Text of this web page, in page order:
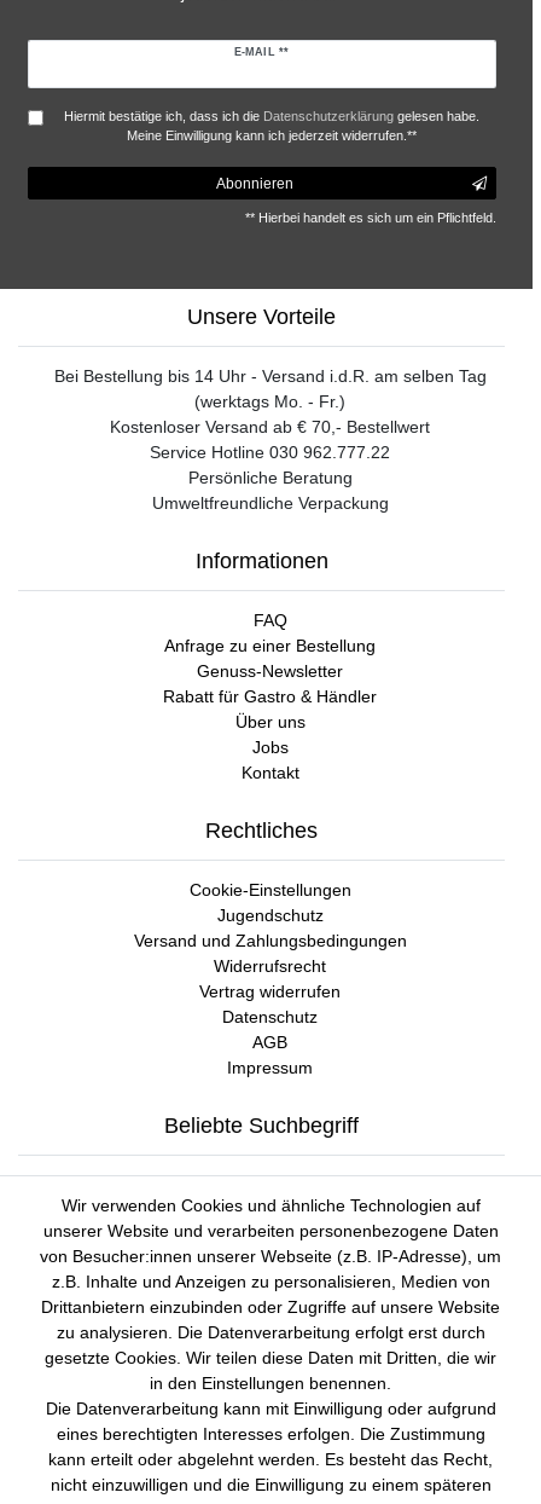
E-MAIL **
Hiermit bestätige ich, dass ich die Daten­schutz­erklärung gelesen habe.
Meine Einwilligung kann ich jederzeit widerrufen.**
Abonnieren
** Hierbei handelt es sich um ein Pflichtfeld.
Unsere Vorteile
Bei Bestellung bis 14 Uhr - Versand i.d.R. am selben Tag
(werktags Mo. - Fr.)
Kostenloser Versand ab € 70,- Bestellwert
Service Hotline 030 962.777.22
Persönliche Beratung
Umweltfreundliche Verpackung
Informationen
FAQ
Anfrage zu einer Bestellung
Genuss-Newsletter
Rabatt für Gastro & Händler
Über uns
Jobs
Kontakt
Rechtliches
Cookie-Einstellungen
Jugendschutz
Versand und Zahlungsbedingungen
Widerrufsrecht
Vertrag widerrufen
Datenschutz
AGB
Impressum
Beliebte Suchbegriff
Gin Tonic
Erdnussöl Alpako GinIsle of Harris GinThomas
Henry Hendrick s GinGin Tasting BoxSan Marzano
Tomaten Boar GinSummer GinAlbaöl Tartufi Pralinen
Fever Tree 1724 TonicFentimans Tonic
Lagerverkauf
Lifestyle & Genuss Abhollager
Wolfenerstr. 32-34
Tor 1 I Haus B I 1. OG
12681 Berlin
Wir verwenden Cookies und ähnliche Technologien auf
unserer Website und verarbeiten personenbezogene Daten
von Besucher:innen unserer Webseite (z.B. IP-Adresse), um
z.B. Inhalte und Anzeigen zu personalisieren, Medien von
Drittanbietern einzubinden oder Zugriffe auf unsere Website
zu analysieren. Die Datenverarbeitung erfolgt erst durch
gesetzte Cookies. Wir teilen diese Daten mit Dritten, die wir
in den Einstellungen benennen.
Die Datenverarbeitung kann mit Einwilligung oder aufgrund
eines berechtigten Interesses erfolgen. Die Zustimmung
kann erteilt oder abgelehnt werden. Es besteht das Recht,
nicht einzuwilligen und die Einwilligung zu einem späteren